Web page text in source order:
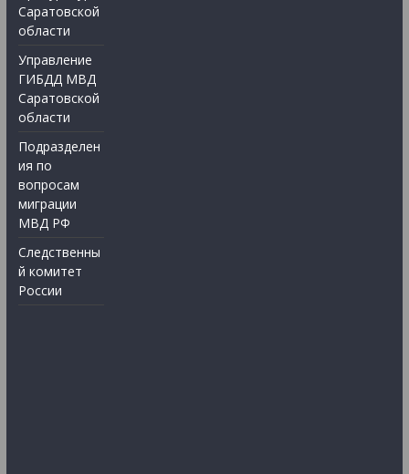
Саратовской
области
Управление
ГИБДД МВД
Саратовской
области
Подразделен
ия по
вопросам
миграции
МВД РФ
Следственны
й комитет
России